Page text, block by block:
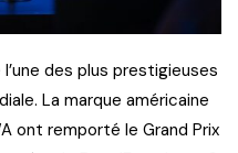
des plus prestigieuses
La marque américaine
ont remporté le Grand Prix